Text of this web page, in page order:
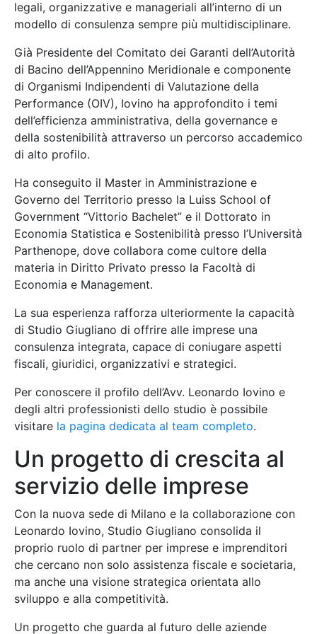
legali, organizzative e manageriali all’interno di un
modello di consulenza sempre più multidisciplinare.
Già Presidente del Comitato dei Garanti dell’Autorità
di Bacino dell’Appennino Meridionale e componente
di Organismi Indipendenti di Valutazione della
Performance (OIV), Iovino ha approfondito i temi
dell’efficienza amministrativa, della governance e
della sostenibilità attraverso un percorso accademico
di alto profilo.
Ha conseguito il Master in Amministrazione e
Governo del Territorio presso la Luiss School of
Government “Vittorio Bachelet” e il Dottorato in
Economia Statistica e Sostenibilità presso l’Università
Parthenope, dove collabora come cultore della
materia in Diritto Privato presso la Facoltà di
Economia e Management.
La sua esperienza rafforza ulteriormente la capacità
di Studio Giugliano di offrire alle imprese una
consulenza integrata, capace di coniugare aspetti
fiscali, giuridici, organizzativi e strategici.
Per conoscere il profilo dell’Avv. Leonardo Iovino e
degli altri professionisti dello studio è possibile
visitare la pagina dedicata al team completo.
Un progetto di crescita al
servizio delle imprese
Con la nuova sede di Milano e la collaborazione con
Leonardo Iovino, Studio Giugliano consolida il
proprio ruolo di partner per imprese e imprenditori
che cercano non solo assistenza fiscale e societaria,
ma anche una visione strategica orientata allo
sviluppo e alla competitività.
Un progetto che guarda al futuro delle aziende